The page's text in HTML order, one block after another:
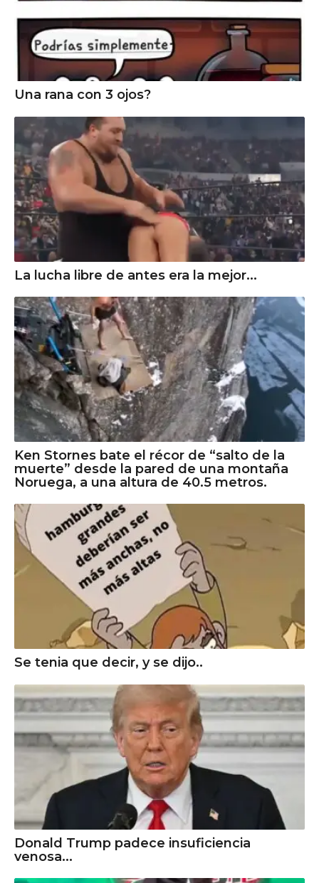
Una rana con 3 ojos?
La lucha libre de antes era la mejor...
Ken Stornes bate el récor de “salto de la
muerte” desde la pared de una montaña
Noruega, a una altura de 40.5 metros.
Se tenia que decir, y se dijo..
Donald Trump padece insuficiencia
venosa...